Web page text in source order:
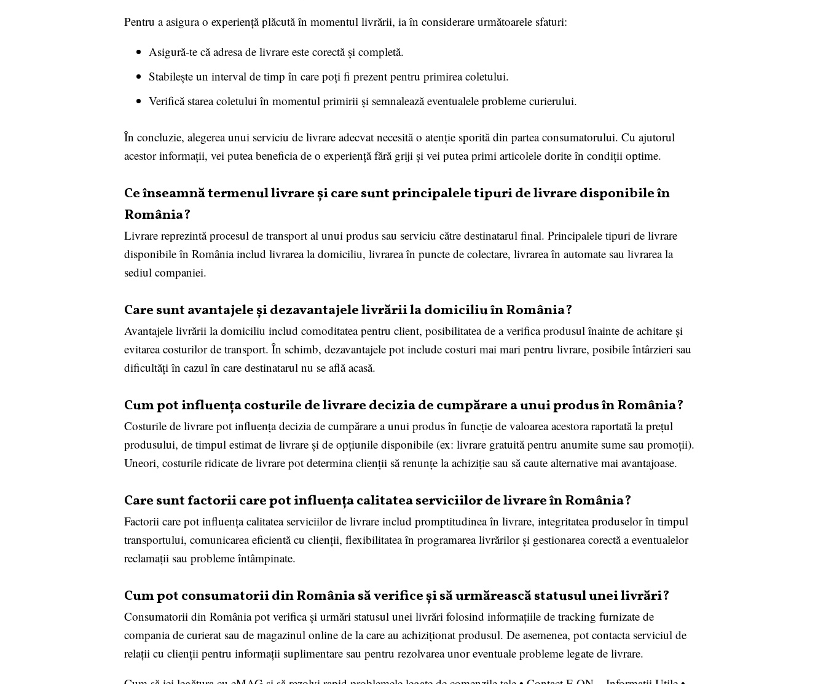
Pentru a asigura o experiență plăcută în momentul livrării, ia în considerare următoarele sfaturi:
Asigură-te că adresa de livrare este corectă și completă.
Stabilește un interval de timp în care poți fi prezent pentru primirea coletului.
Verifică starea coletului în momentul primirii și semnalează eventualele probleme curierului.
În concluzie, alegerea unui serviciu de livrare adecvat necesită o atenție sporită din partea consumatorului. Cu ajutorul
acestor informații, vei putea beneficia de o experiență fără griji și vei putea primi articolele dorite în condiții optime.
Ce înseamnă termenul livrare și care sunt principalele tipuri de livrare disponibile în
România?
Livrare reprezintă procesul de transport al unui produs sau serviciu către destinatarul final. Principalele tipuri de livrare
disponibile în România includ livrarea la domiciliu, livrarea în puncte de colectare, livrarea în automate sau livrarea la
sediul companiei.
Care sunt avantajele și dezavantajele livrării la domiciliu în România?
Avantajele livrării la domiciliu includ comoditatea pentru client, posibilitatea de a verifica produsul înainte de achitare și
evitarea costurilor de transport. În schimb, dezavantajele pot include costuri mai mari pentru livrare, posibile întârzieri sau
dificultăți în cazul în care destinatarul nu se află acasă.
Cum pot influența costurile de livrare decizia de cumpărare a unui produs în România?
Costurile de livrare pot influența decizia de cumpărare a unui produs în funcție de valoarea acestora raportată la prețul
produsului, de timpul estimat de livrare și de opțiunile disponibile (ex: livrare gratuită pentru anumite sume sau promoții).
Uneori, costurile ridicate de livrare pot determina clienții să renunțe la achiziție sau să caute alternative mai avantajoase.
Care sunt factorii care pot influența calitatea serviciilor de livrare în România?
Factorii care pot influența calitatea serviciilor de livrare includ promptitudinea în livrare, integritatea produselor în timpul
transportului, comunicarea eficientă cu clienții, flexibilitatea în programarea livrărilor și gestionarea corectă a eventualelor
reclamații sau probleme întâmpinate.
Cum pot consumatorii din România să verifice și să urmărească statusul unei livrări?
Consumatorii din România pot verifica și urmări statusul unei livrări folosind informațiile de tracking furnizate de
compania de curierat sau de magazinul online de la care au achiziționat produsul. De asemenea, pot contacta serviciul de
relații cu clienții pentru informații suplimentare sau pentru rezolvarea unor eventuale probleme legate de livrare.